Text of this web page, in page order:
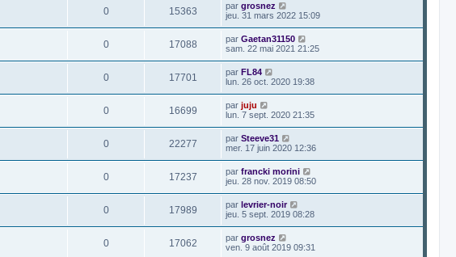
0 15363 par grosnez
jeu. 31 mars 2022 15:09
0 17088 par Gaetan31150
sam. 22 mai 2021 21:25
0 17701 par FL84
lun. 26 oct. 2020 19:38
0 16699 par juju
lun. 7 sept. 2020 21:35
0 22277 par Steeve31
mer. 17 juin 2020 12:36
0 17237 par francki morini
jeu. 28 nov. 2019 08:50
0 17989 par levrier-noir
jeu. 5 sept. 2019 08:28
0 17062 par grosnez
ven. 9 août 2019 09:31